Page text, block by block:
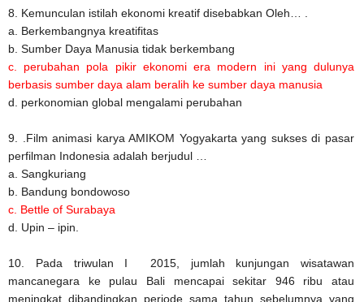
8. Kemunculan istilah ekonomi kreatif disebabkan Oleh… .
a. Berkembangnya kreatifitas
b. Sumber Daya Manusia tidak berkembang
c. perubahan pola pikir ekonomi era modern ini yang dulunya
berbasis sumber daya alam beralih ke sumber daya manusia
d. perkonomian global mengalami perubahan
9. .Film animasi karya AMIKOM Yogyakarta yang sukses di pasar
perfilman Indonesia adalah berjudul …
a. Sangkuriang
b. Bandung bondowoso
c. Bettle of Surabaya
d. Upin – ipin.
10. Pada triwulan I 2015, jumlah kunjungan wisatawan
mancanegara ke pulau Bali mencapai sekitar 946 ribu atau
meningkat dibandingkan periode sama tahun sebelumnya yang